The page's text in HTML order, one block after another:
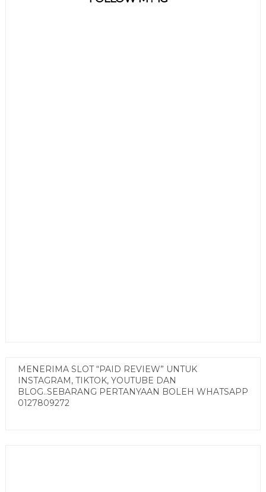
MENERIMA SLOT “PAID REVIEW” UNTUK
INSTAGRAM, TIKTOK, YOUTUBE DAN
BLOG..SEBARANG PERTANYAAN BOLEH WHATSAPP
0127809272